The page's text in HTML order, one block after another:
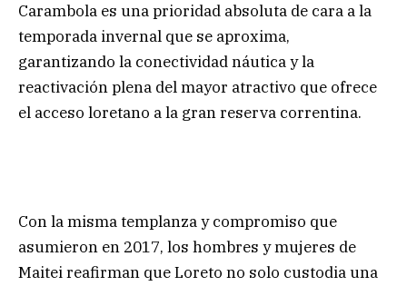
Carambola es una prioridad absoluta de cara a la
temporada invernal que se aproxima,
garantizando la conectividad náutica y la
reactivación plena del mayor atractivo que ofrece
el acceso loretano a la gran reserva correntina.
Con la misma templanza y compromiso que
asumieron en 2017, los hombres y mujeres de
Maitei reafirman que Loreto no solo custodia una